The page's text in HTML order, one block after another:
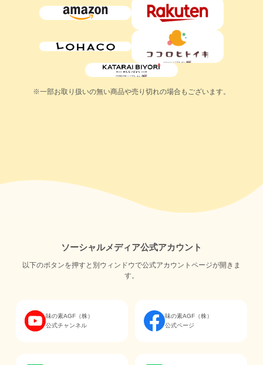
※一部お取り扱いの無い商品や売り切れの場合もございます。
ソーシャルメディア公式アカウント
以下のボタンを押すと別ウィンドウで公式アカウントページが開きま
す。
味の素AGF（株）
公式チャンネル
味の素AGF（株）
公式ページ